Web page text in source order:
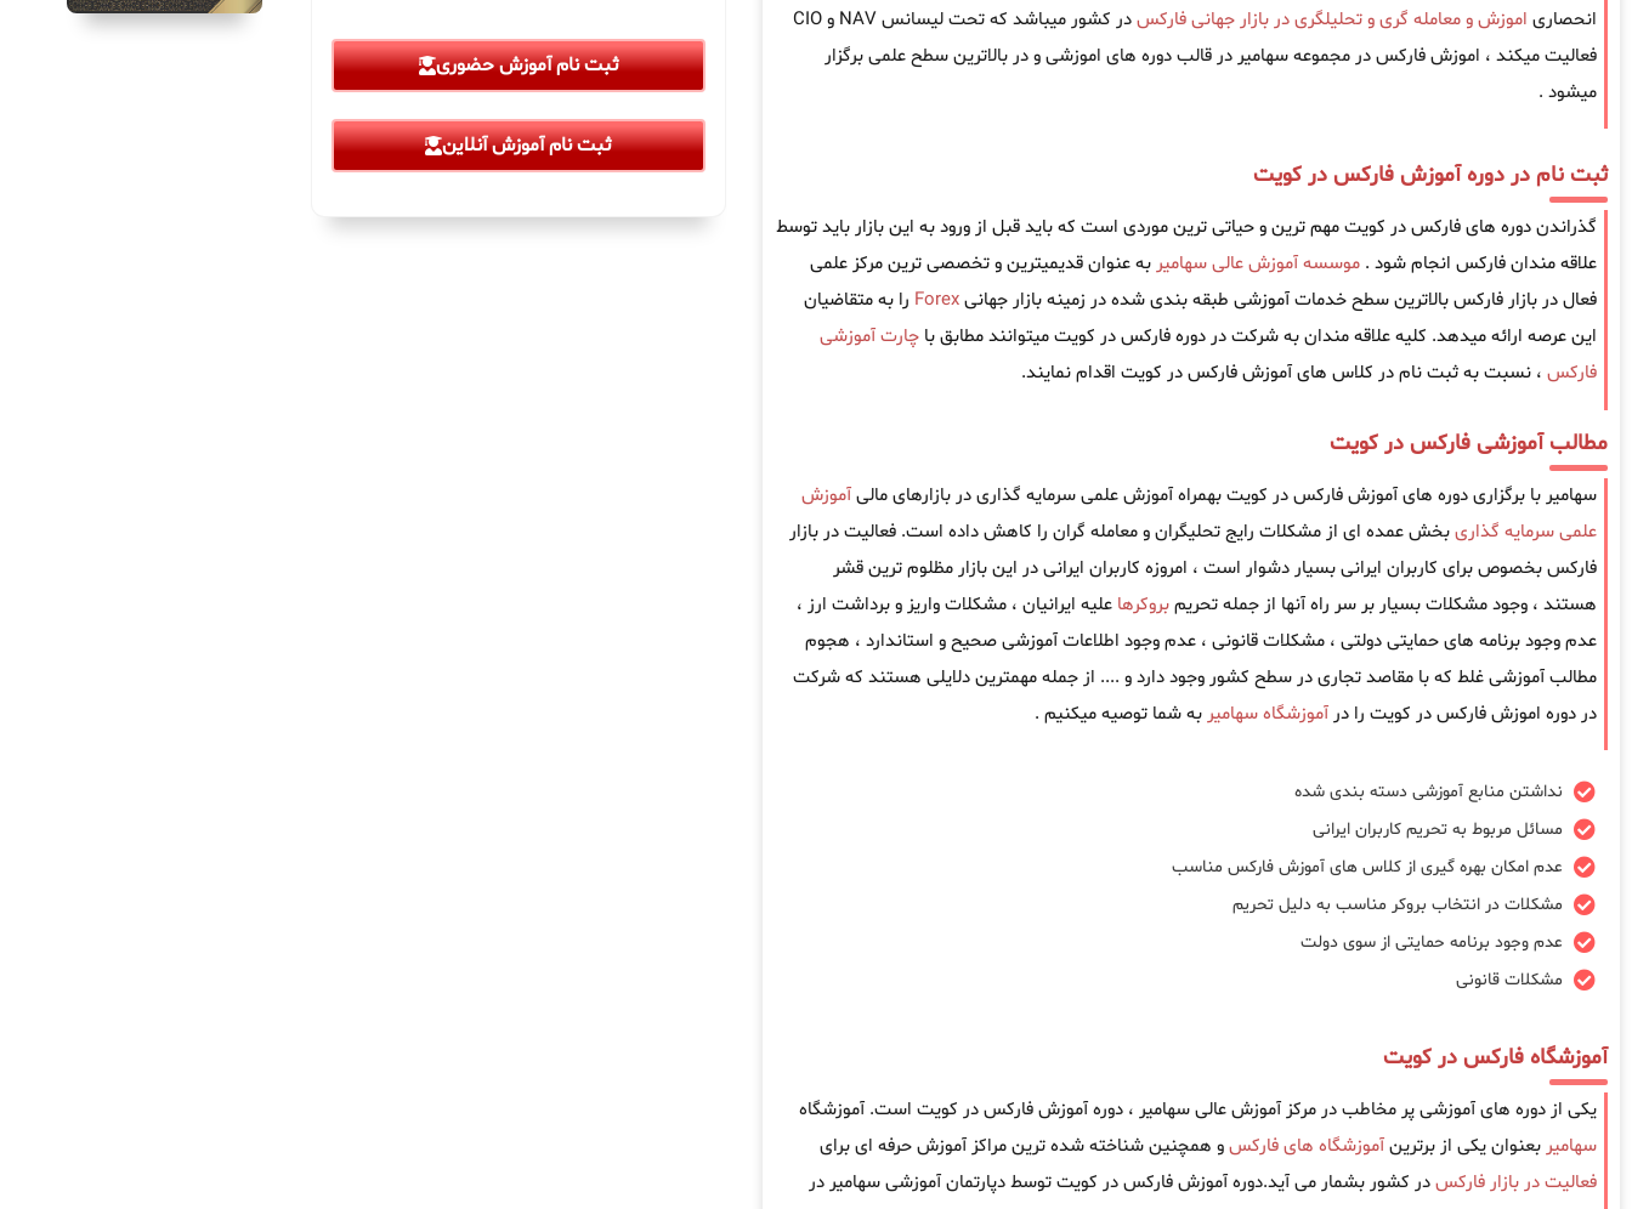
انحصاری اموزش و معامله گری و تحلیلگری در بازار جهانی فارکس
در کشور میباشد که تحت لیسانس NAV و CIO
فعالیت میکند ، اموزش فارکس در مجموعه سهامیر در قالب دوره های اموزشی و در بالاترین سطح علمی برگزار
میشود .
ثبت نام در دوره آموزش فارکس در کویت
گذراندن دوره های فارکس در کویت مهم ترین و حیاتی ترین موردی است که باید قبل از ورود به این بازار باید توسط
علاقه مندان فارکس انجام شود . موسسه آموزش عالی سهامیربه عنوان قدیمیترین و تخصصی ترین مرکز علمی
فعال در بازار فارکس بالاترین سطح خدمات آموزشی طبقه بندی شده در زمینه بازار جهانیForex را به متقاضیان
این عرصه ارائه میدهد. کلیه علاقه مندان به شرکت در دوره فارکس در کویت میتوانند مطابق با چارت آموزشی
فارکس ، نسبت به ثبت نام در کلاس های آموزش فارکس در کویت اقدام نمایند.
مطالب آموزشی فارکس در کویت
سهامیر با برگزاری دوره های آموزش فارکس در کویت بهمراه آموزش علمی سرمایه گذاری در بازارهای مالیآموزش
علمی سرمایه گذاریبخش عمده ای از مشکلات رایج تحلیگران و معامله گران را کاهش داده است. فعالیت در بازار
فارکس بخصوص برای کاربران ایرانی بسیار دشوار است ، امروزه کاربران ایرانی در این بازار مظلوم ترین قشر
هستند ، وجود مشکلات بسیار بر سر راه آنها از جمله تحریمبروکرها علیه ایرانیان ، مشکلات واریز و برداشت ارز ،
عدم وجود برنامه های حمایتی دولتی ، مشکلات قانونی ، عدم وجود اطلاعات آموزشی صحیح و استاندارد ، هجوم
مطالب آموزشی غلط که با مقاصد تجاری در سطح کشور وجود دارد و .... از جمله مهمترین دلایلی هستند که شرکت
در دوره اموزش فارکس در کویت را در آموزشگاه سهامیر به شما توصیه میکنیم .
نداشتن منابع آموزشی دسته بندی شده
مسائل مربوط به تحریم کاربران ایرانی
عدم امکان بهره گیری از کلاس های آموزش فارکس مناسب
مشکلات در انتخاب بروکر مناسب به دلیل تحریم
عدم وجود برنامه حمایتی از سوی دولت
مشکلات قانونی
آموزشگاه فارکس در کویت
یکی از دوره های آموزشی پر مخاطب در مرکز آموزش عالی سهامیر ، دوره آموزش فارکس در کویت است. آموزشگاه
سهامیر بعنوان یکی از برترینآموزشگاه های فارکسو همچنین شناخته شده ترین مراکز آموزش حرفه ای برای
فعالیت در بازار فارکسدر کشور بشمار می آید.دوره آموزش فارکس در کویت توسط دپارتمان آموزشی سهامیر در
ثبت نام آموزش حضوری
ثبت نام آموزش آنلاین